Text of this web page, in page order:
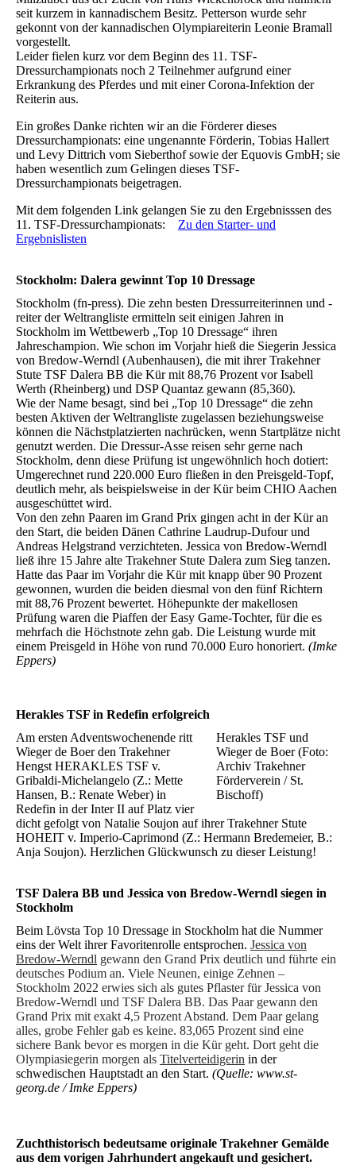
seit kurzem in kannadischem Besitz. Petterson wurde sehr
gekonnt von der kannadischen Olympiareiterin Leonie Bramall
vorgestellt.
Leider fielen kurz vor dem Beginn des 11. TSF-
Dressurchampionats noch 2 Teilnehmer aufgrund einer
Erkrankung des Pferdes und mit einer Corona-Infektion der
Reiterin aus.
Ein großes Danke richten wir an die Förderer dieses
Dressurchampionats: eine ungenannte Förderin, Tobias Hallert
und Levy Dittrich vom Sieberthof sowie der Equovis GmbH; sie
haben wesentlich zum Gelingen dieses TSF-
Dressurchampionats beigetragen.
Mit dem folgenden Link gelangen Sie zu den Ergebnisssen des
11. TSF-Dressurchampionats: Zu den Starter- und
Ergebnislisten
Stockholm: Dalera gewinnt Top 10 Dressage
Stockholm (fn-press). Die zehn besten Dressurreiterinnen und -
reiter der Weltrangliste ermitteln seit einigen Jahren in
Stockholm im Wettbewerb „Top 10 Dressage“ ihren
Jahreschampion. Wie schon im Vorjahr hieß die Siegerin Jessica
von Bredow-Werndl (Aubenhausen), die mit ihrer Trakehner
Stute TSF Dalera BB die Kür mit 88,76 Prozent vor Isabell
Werth (Rheinberg) und DSP Quantaz gewann (85,360).
Wie der Name besagt, sind bei „Top 10 Dressage“ die zehn
besten Aktiven der Weltrangliste zugelassen beziehungsweise
können die Nächstplatzierten nachrücken, wenn Startplätze nicht
genutzt werden. Die Dressur-Asse reisen sehr gerne nach
Stockholm, denn diese Prüfung ist ungewöhnlich hoch dotiert:
Umgerechnet rund 220.000 Euro fließen in den Preisgeld-Topf,
deutlich mehr, als beispielsweise in der Kür beim CHIO Aachen
ausgeschüttet wird.
Von den zehn Paaren im Grand Prix gingen acht in der Kür an
den Start, die beiden Dänen Cathrine Laudrup-Dufour und
Andreas Helgstrand verzichteten. Jessica von Bredow-Werndl
ließ ihre 15 Jahre alte Trakehner Stute Dalera zum Sieg tanzen.
Hatte das Paar im Vorjahr die Kür mit knapp über 90 Prozent
gewonnen, wurden die beiden diesmal von den fünf Richtern
mit 88,76 Prozent bewertet. Höhepunkte der makellosen
Prüfung waren die Piaffen der Easy Game-Tochter, für die es
mehrfach die Höchstnote zehn gab. Die Leistung wurde mit
einem Preisgeld in Höhe von rund 70.000 Euro honoriert. (Imke
Eppers)
Herakles TSF in Redefin erfolgreich
Herakles TSF und
Wieger de Boer (Foto:
Archiv Trakehner
Förderverein / St.
Bischoff)
Am ersten Adventswochenende ritt
Wieger de Boer den Trakehner
Hengst HERAKLES TSF v.
Gribaldi-Michelangelo (Z.: Mette
Hansen, B.: Renate Weber) in
Redefin in der Inter II auf Platz vier
dicht gefolgt von Natalie Soujon auf ihrer Trakehner Stute
HOHEIT v. Imperio-Caprimond (Z.: Hermann Bredemeier, B.:
Anja Soujon). Herzlichen Glückwunsch zu dieser Leistung!
TSF Dalera BB und Jessica von Bredow-Werndl siegen in
Stockholm
Beim Lövsta Top 10 Dressage in Stockholm hat die Nummer
eins der Welt ihrer Favoritenrolle entsprochen. Jessica von
Bredow-Werndl gewann den Grand Prix deutlich und führte ein
deutsches Podium an. Viele Neunen, einige Zehnen –
Stockholm 2022 erwies sich als gutes Pflaster für Jessica von
Bredow-Werndl und TSF Dalera BB. Das Paar gewann den
Grand Prix mit exakt 4,5 Prozent Abstand. Dem Paar gelang
alles, grobe Fehler gab es keine. 83,065 Prozent sind eine
sichere Bank bevor es morgen in die Kür geht. Dort geht die
Olympiasiegerin morgen als Titelverteidigerin in der
schwedischen Hauptstadt an den Start. (Quelle: www.st-
georg.de / Imke Eppers)
Zuchthistorisch bedeutsame originale Trakehner Gemälde
aus dem vorigen Jahrhundert angekauft und gesichert.